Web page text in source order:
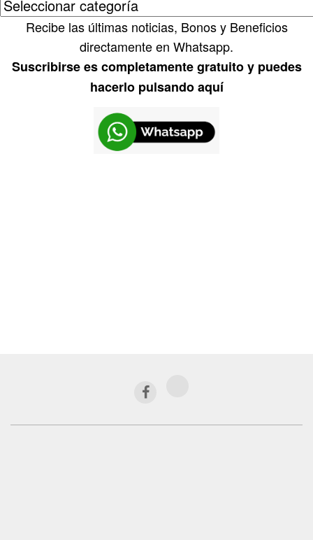
Recibe las últimas noticias, Bonos y Beneficios
directamente en Whatsapp.
Suscribirse es completamente gratuito y puedes
hacerlo pulsando aquí